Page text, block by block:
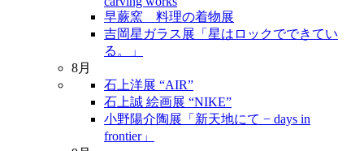
早蕨窯 料理の着物展
吉岡星ガラス展「星はロックでできてい
る。」
8月
石上洋展 “AIR”
石上誠 絵画展 “NIKE”
小野陽介陶展「新天地にて − days in
frontier」